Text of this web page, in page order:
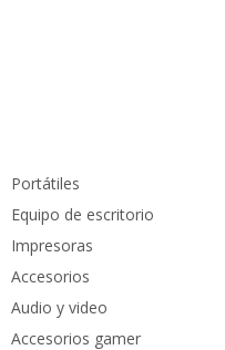
Portátiles
Equipo de escritorio
Impresoras
Accesorios
Audio y video
Accesorios gamer